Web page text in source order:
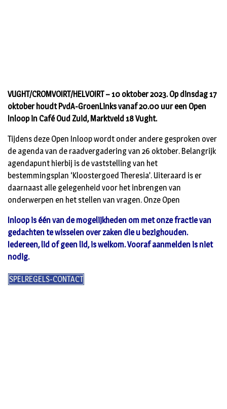
VUGHT/CROMVOIRT/HELVOIRT – 10 oktober 2023. Op dinsdag 17
oktober houdt PvdA-GroenLinks vanaf 20.00 uur een Open
Inloop in Café Oud Zuid, Marktveld 18 Vught.
Tijdens deze Open Inloop wordt onder andere gesproken over
de agenda van de raadvergadering van 26 oktober. Belangrijk
agendapunt hierbij is de vaststelling van het
bestemmingsplan ‘Kloostergoed Theresia’. Uiteraard is er
daarnaast alle gelegenheid voor het inbrengen van
onderwerpen en het stellen van vragen. Onze Open
Inloop is één van de mogelijkheden om met onze fractie van
gedachten te wisselen over zaken die u bezighouden.
Iedereen, lid of geen lid, is welkom. Vooraf aanmelden is niet
nodig.
SPELREGELS-CONTACT